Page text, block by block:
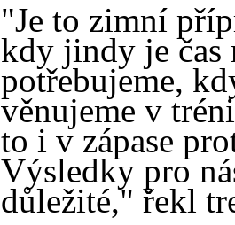
"Je to zimní
kdy jindy je čas
potřebujeme,
věnujeme v
to i v zápase
Výsledky pro
důležité," řekl